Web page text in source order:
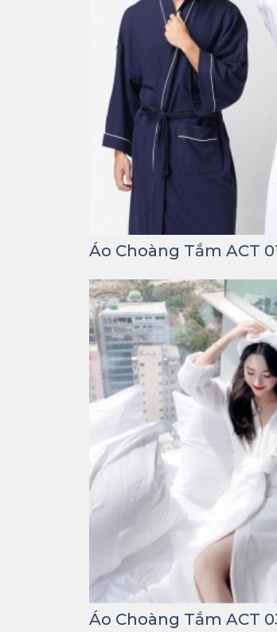
Áo Choàng Tắm ACT
Áo Choàng Tắm ACT